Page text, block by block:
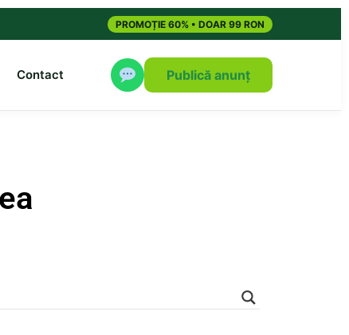
PROMOȚIE 60% • DOAR 99 RON
Contact Publică anunț